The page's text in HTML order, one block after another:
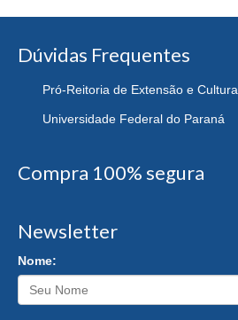
Dúvidas Frequentes
Pró-Reitoria de Extensão e Cultura
Universidade Federal do Paraná
Compra 100% segura
Newsletter
Nome: